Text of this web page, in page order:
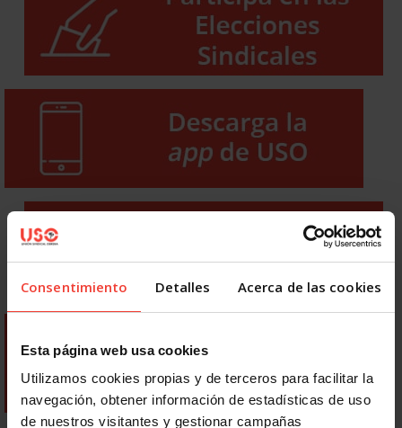
Consentimiento Detalles Acerca de las cookies
Esta página web usa cookies
Utilizamos cookies propias y de terceros para facilitar la
navegación, obtener información de estadísticas de uso
de nuestros visitantes y gestionar campañas